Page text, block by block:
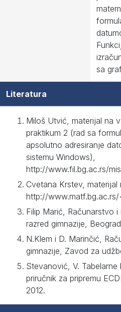
sa
Literatura
Miloš Utvić, materijal na
praktikum 2 (rad sa
apsolutno adresiranje
sistemu Windows),
http://www.fil.bg.ac.rs/
Cvetana Krstev,
http://
Filip Marić, Računarstvo
razred gimnazije,
N.Klem i D. Marinčić,
gimnazije, Zavod za
Stevanović, V.
priručnik za pripremu
2012.